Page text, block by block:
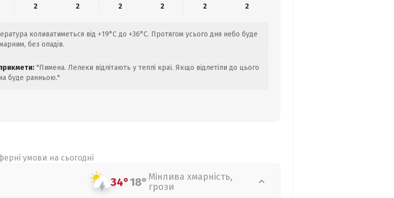
2 2 2 2 2 2
коливатиметься від +19°C до +36°C. Протягом усього дня небо буде
без опадів.
"Пимена. Лелеки відлітають у теплі краї. Якщо відлетіли до цього
буде ранньою."
умови на сьогодні
34°18° Мінлива хмарність,
грози